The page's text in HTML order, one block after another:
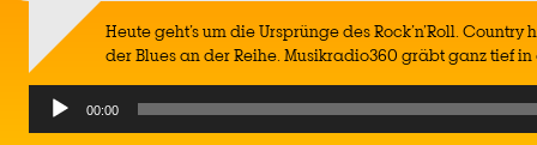
Heute geht’s um die Ursprünge des Rock’n’Roll.
der Blues an der Reihe. Musikradio360 gräbt ganz tief
Audio
Player
00:00